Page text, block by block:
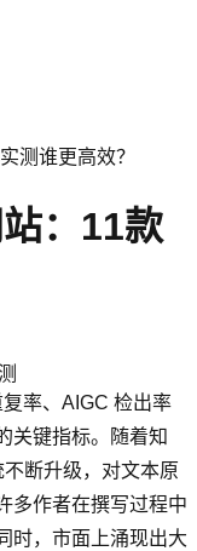
测谁更高效？
：11款
率、AIGC 检出率
关键指标。随着知
断升级，对文本原
多作者在撰写过程中
时，市面上涌现出大